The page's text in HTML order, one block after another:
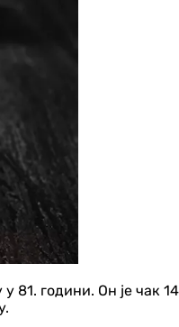
години. Он је чак